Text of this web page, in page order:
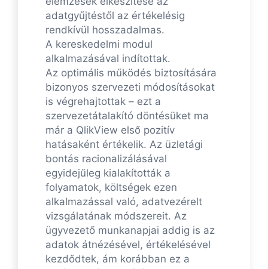
adatgyűjtéstől az értékelésig
rendkívül hosszadalmas.
A kereskedelmi modul
alkalmazásával indítottak.
Az optimális működés biztosítására
bizonyos szervezeti módosításokat
is végrehajtottak – ezt a
szervezetátalakító döntésüket ma
már a QlikView első pozitív
hatásaként értékelik. Az üzletági
bontás racionalizálásával
egyidejűleg kialakították a
folyamatok, költségek ezen
alkalmazással való, adatvezérelt
vizsgálatának módszereit. Az
ügyvezető munkanapjai addig is az
adatok átnézésével, értékelésével
kezdődtek, ám korábban ez a